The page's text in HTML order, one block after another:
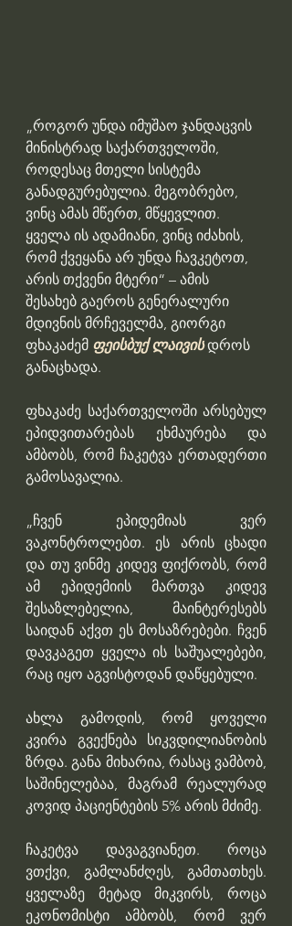
„როგორ უნდა იმუშაო ჯანდაცვის
მინისტრად საქართველოში,
როდესაც მთელი სისტემა
განადგურებულია. მეგობრებო,
ვინც ამას მწერთ, მწყევლით.
ყველა ის ადამიანი, ვინც იძახის,
რომ ქვეყანა არ უნდა ჩავკეტოთ,
არის თქვენი მტერი“ – ამის
შესახებ გაეროს გენერალური
მდივნის მრჩეველმა, გიორგი
ფხაკაძემ ფეისბუქ ლაივის დროს
განაცხადა.
ფხაკაძე საქართველოში არსებულ
ეპიდვითარებას ეხმაურება და
ამბობს, რომ ჩაკეტვა ერთადერთი
გამოსავალია.
„ჩვენ ეპიდემიას ვერ
ვაკონტროლებთ. ეს არის ცხადი
და თუ ვინმე კიდევ ფიქრობს, რომ
ამ ეპიდემიის მართვა კიდევ
შესაზლებელია, მაინტერესებს
საიდან აქვთ ეს მოსაზრებები. ჩვენ
დავკაგეთ ყველა ის საშუალებები,
რაც იყო აგვისტოდან დაწყებული.
ახლა გამოდის, რომ ყოველი
კვირა გვექნება სიკვდილიანობის
ზრდა. განა მიხარია, რასაც ვამბობ,
საშინელებაა, მაგრამ რეალურად
კოვიდ პაციენტების 5% არის მძიმე.
ჩაკეტვა დავაგვიანეთ. როცა
ვთქვი, გამლანძღეს, გამთათხეს.
ყველაზე მეტად მიკვირს, როცა
ეკონომისტი ამბობს, რომ ვერ